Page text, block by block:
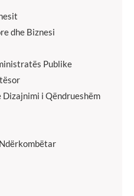
dhe Biznesi
Publike
i Qëndrueshëm